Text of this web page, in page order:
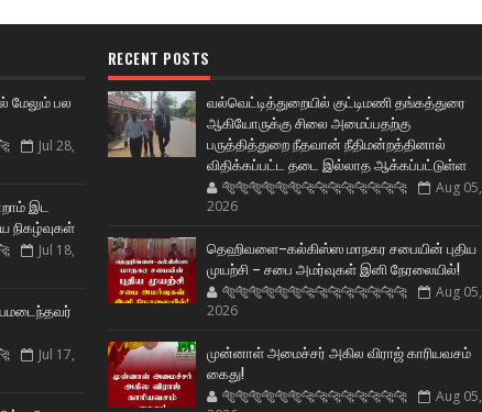
மேலும் பல
Jul 28,
இட
நிகழ்வுகள்
Jul 18,
Jul 17,
RECENT POSTS
வல்வெட்டித்துறையில் குட்டிமணி தங்கத்துரை
ஆகியோருக்கு சிலை அமைப்பதற்கு
பருத்தித்துறை நீதவான் நீதிமன்றத்தினால்
விதிக்கப்பட்ட தடை இல்லாத ஆக்கப்பட்டுள்ள
🐅🐅🐅🐅🐅🐅🐆🐆🐆🐆🐆🐆🐆🐆
Aug 05,
2026
தெஹிவளை–கல்கிஸ்ஸ மாநகர சபையின் புதிய
முயற்சி – சபை அமர்வுகள் இனி நேரலையில்!
🐅🐅🐅🐅🐅🐅🐆🐆🐆🐆🐆🐆🐆🐆
Aug 05,
2026
முன்னாள் அமைச்சர் அகில விராஜ் காரியவசம்
கைது!
🐅🐅🐅🐅🐅🐅🐆🐆🐆🐆🐆🐆🐆🐆
Aug 05,